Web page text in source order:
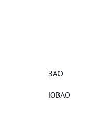
ЗАО
ЮВАО